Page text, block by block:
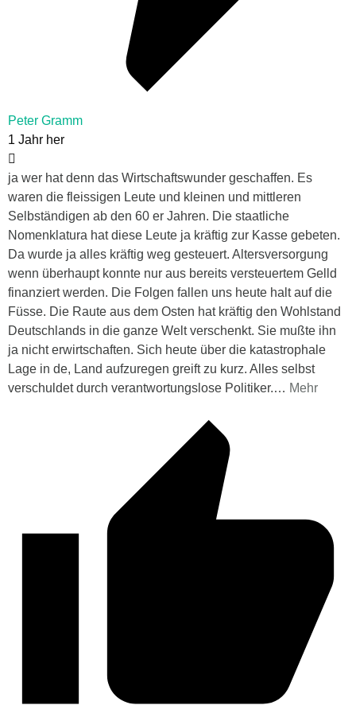
Peter Gramm
1 Jahr her
ja wer hat denn das Wirtschaftswunder geschaffen. Es
waren die fleissigen Leute und kleinen und mittleren
Selbständigen ab den 60 er Jahren. Die staatliche
Nomenklatura hat diese Leute ja kräftig zur Kasse gebeten.
Da wurde ja alles kräftig weg gesteuert. Altersversorgung
wenn überhaupt konnte nur aus bereits versteuertem Gelld
finanziert werden. Die Folgen fallen uns heute halt auf die
Füsse. Die Raute aus dem Osten hat kräftig den Wohlstand
Deutschlands in die ganze Welt verschenkt. Sie mußte ihn
ja nicht erwirtschaften. Sich heute über die katastrophale
Lage in de, Land aufzuregen greift zu kurz. Alles selbst
verschuldet durch verantwortungslose Politiker.… Mehr